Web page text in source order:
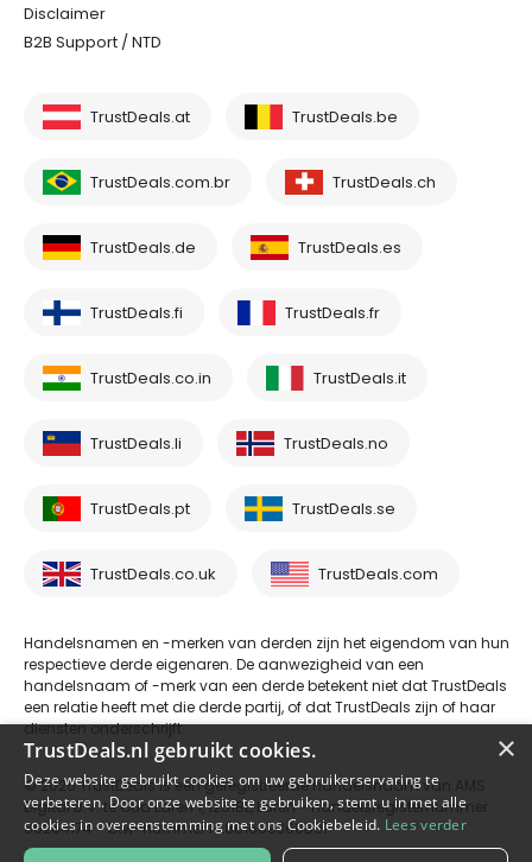
Disclaimer
B2B Support / NTD
TrustDeals.at TrustDeals.be
TrustDeals.com.br TrustDeals.ch
TrustDeals.de TrustDeals.es
TrustDeals.fi TrustDeals.fr
TrustDeals.co.in TrustDeals.it
TrustDeals.li TrustDeals.no
TrustDeals.pt TrustDeals.se
TrustDeals.co.uk TrustDeals.com
Handelsnamen en -merken van derden zijn het eigendom van hun
respectieve derde eigenaren. De aanwezigheid van een
handelsnaam of -merk van een derde betekent niet dat TrustDeals
een relatie heeft met die derde partij, of dat TrustDeals zijn of haar
diensten onderschrijft.
© 2026 TrustDeals is een geregistreerde handelsnaam van AMS
Digital B.V. te Oud Laren 1, 1251BL, Laren - handelsregisternummer
80264174 - btw-nummer NL861609360B01
×
TrustDeals.nl gebruikt cookies.
Deze website gebruikt cookies om uw gebruikerservaring te
verbeteren. Door onze website te gebruiken, stemt u in met alle
cookies in overeenstemming met ons Cookiebeleid. Lees verder